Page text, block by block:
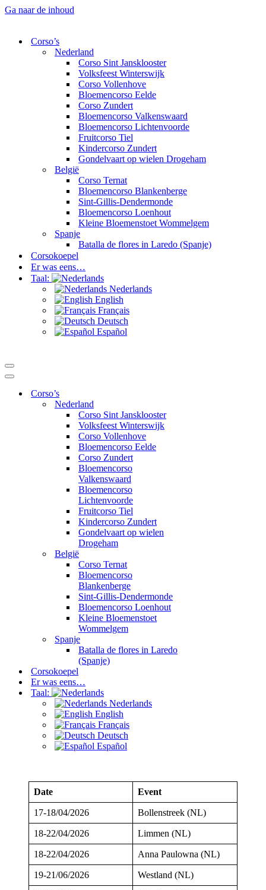
Ga naar de inhoud
Corso’s
Nederland
Corso Sint Jansklooster
Volksfeest Winterswijk
Corso Vollenhove
Bloemencorso Eelde
Corso Zundert
Bloemencorso Valkenswaard
Bloemencorso Lichtenvoorde
Fruitcorso Tiel
Kindercorso Zundert
Gondelvaart op wielen Drogeham
België
Corso Ternat
Bloemencorso Blankenberge
Sint-Gillis-Dendermonde
Bloemencorso Loenhout
Kleine Bloemenstoet Wommelgem
Spanje
Batalla de flores in Laredo (Spanje)
Corsokoepel
Er was eens…
Taal:
Nederlands
English
Français
Deutsch
Español
Navigatie
Menu
Navigatie
Corso’s
Nederland
Corso Sint Jansklooster
Volksfeest Winterswijk
Corso Vollenhove
Bloemencorso Eelde
Corso Zundert
Bloemencorso
Valkenswaard
Bloemencorso
Lichtenvoorde
Fruitcorso Tiel
Kindercorso Zundert
Gondelvaart op wielen
Drogeham
België
Corso Ternat
Bloemencorso
Blankenberge
Sint-Gillis-Dendermonde
Bloemencorso Loenhout
Kleine Bloemenstoet
Wommelgem
Spanje
Batalla de flores in Laredo
(Spanje)
Corsokoepel
Er was eens…
Taal:
Nederlands
English
Français
Deutsch
Español
Date Event
17-18/04/2026 Bollenstreek (NL)
18-22/04/2026 Limmen (NL)
18-22/04/2026 Anna Paulowna (NL)
19-21/06/2026 Westland (NL)